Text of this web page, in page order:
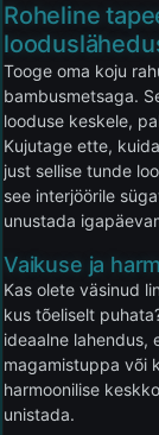
Roheline
Tooge oma koju
bambusmetsaga.
looduse keskele,
Kujutage ette,
just sellise tunde
see interjöörile
unustada
Vaikuse ja
Kas olete väsinud
kus tõeliselt
ideaalne lahendus,
magamistuppa või
harmoonilise
unistada.